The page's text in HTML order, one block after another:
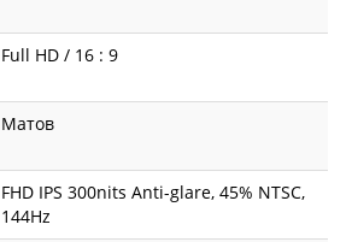
Full HD / 16 : 9
Матов
FHD IPS 300nits Anti-glare, 45% NTSC,
144Hz